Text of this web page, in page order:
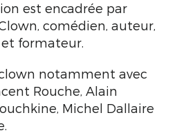
est encadrée par
comédien, auteur,
formateur.
notamment avec
Rouche, Alain
Michel Dallaire